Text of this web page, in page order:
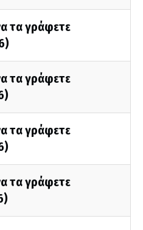
τα γράφετε
τα γράφετε
τα γράφετε
τα γράφετε